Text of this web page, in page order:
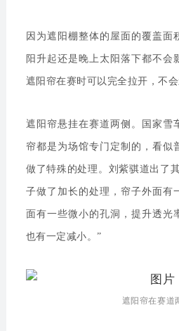
因为遮阳棚整体的屋面的覆盖面
阳升起还是晚上太阳落下都不会
遮阳帘在赛时可以完全拉开，不
遮阳帘悬挂在赛道两侧。国家雪
帘都是为场馆专门定制的，看似
做了特殊的处理。刘紫骐道出了
子做了加长的处理，帘子外面有
面有一些微小的孔洞，提升透光
也有一定减小。”
遮阳帘在赛道